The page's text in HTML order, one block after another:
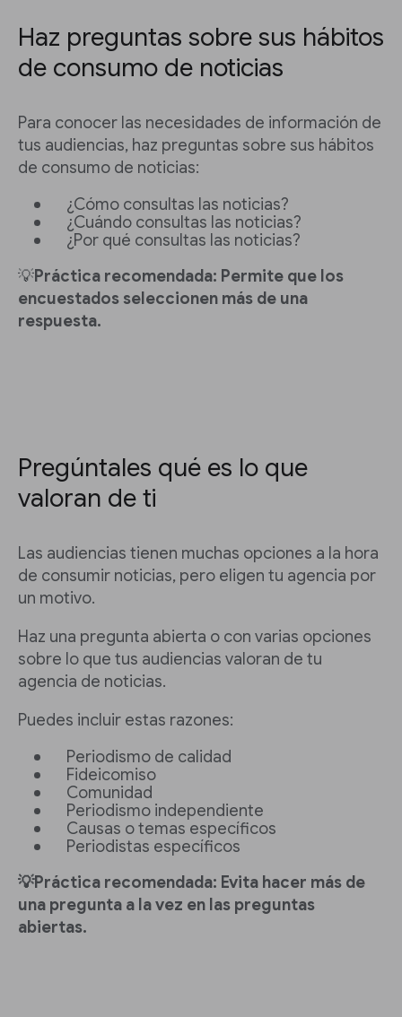
Haz preguntas sobre sus hábitos
de consumo de noticias
Para conocer las necesidades de información de
tus audiencias, haz preguntas sobre sus hábitos
de consumo de noticias:
¿Cómo consultas las noticias?
¿Cuándo consultas las noticias?
¿Por qué consultas las noticias?
💡Práctica recomendada: Permite que los
encuestados seleccionen más de una
respuesta.
Pregúntales qué es lo que
valoran de ti
Las audiencias tienen muchas opciones a la hora
de consumir noticias, pero eligen tu agencia por
un motivo.
Haz una pregunta abierta o con varias opciones
sobre lo que tus audiencias valoran de tu
agencia de noticias.
Puedes incluir estas razones:
Periodismo de calidad
Fideicomiso
Comunidad
Periodismo independiente
Causas o temas específicos
Periodistas específicos
💡Práctica recomendada: Evita hacer más de
una pregunta a la vez en las preguntas
abiertas.